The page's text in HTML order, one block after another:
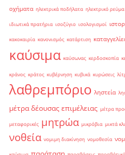
οχήματα ηλεκτρικά ποδήλατα ηλεκτρικό ρεύμα
ιδιωτικά πρατήρια ισοζύγιο ισολογισμοί
κακοκαιρία κανονισμός κατάρτιση
καύσιμα καύσωνας κερδοσκοπία
κράνος κράτος κυβέρνηση κυβικά κυρώσεις
λαθρεμπόριο ληστεία
μέτρα δέουσας επιμέλειας μέτρα
μεταφορικές μητρώα μικρόβια μικτά
νοθεία νομιμη διακίνηση νομοθεσία